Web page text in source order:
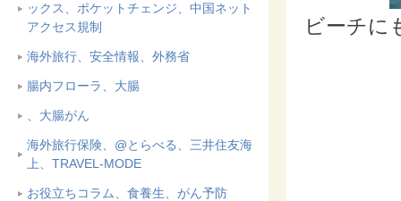
ックス、ポケットチェンジ、中国ネット
アクセス規制
海外旅行、安全情報、外務省
腸内フローラ、大腸
、大腸がん
海外旅行保険、@とらべる、三井住友海
上、TRAVEL-MODE
お役立ちコラム、食養生、がん予防
ビーチに